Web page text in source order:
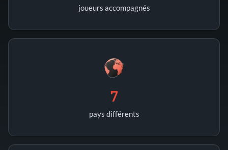
joueurs accompagnés
7
pays différents